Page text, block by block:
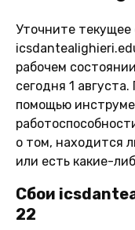
Уточните текущее
рабочем
сегодня 1
помощью
о том, находится
или есть какие-
Сбои
22